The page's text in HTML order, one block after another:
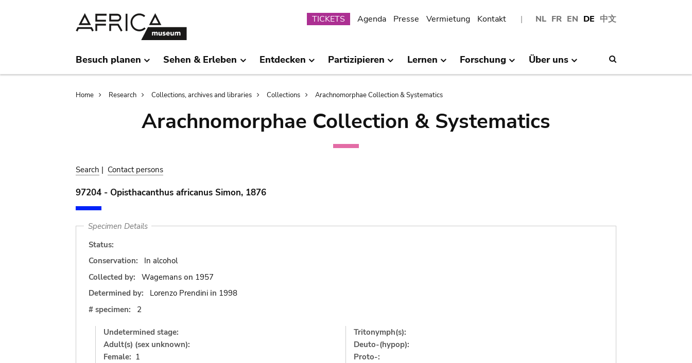
NL FR EN DE 中文
Submenu
TICKETS Agenda Presse Vermietung Kontakt
Besuch planen Sehen & Erleben Entdecken Partizipieren Lernen Forschung Über uns
Breadcrumb
Home Research Collections, archives and libraries Collections Arachnomorphae Collection & Systematics
Arachnomorphae Collection & Systematics
Search | Contact persons
97204 - Opisthacanthus africanus Simon, 1876
Specimen Details
Status:
Conservation:
In alcohol
Collected by:
Wagemans on 1957
Determined by:
Lorenzo Prendini in 1998
# specimen:
2
Undetermined stage:
Adult(s) (sex unknown):
Female: 1
Tritonymph(s):
Deuto-(hypop):
Proto-: